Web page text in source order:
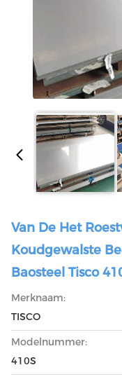
Van De Het
Koudgewalste
Baosteel Tisco
Merknaam:
TISCO
Modelnummer:
410S